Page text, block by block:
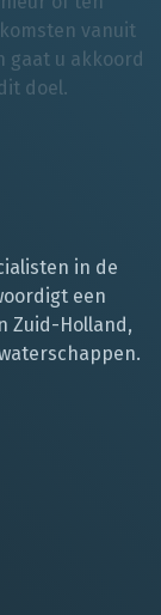
vanuit
gaat u akkoord
doel.
in de
een
Zuid-Holland,